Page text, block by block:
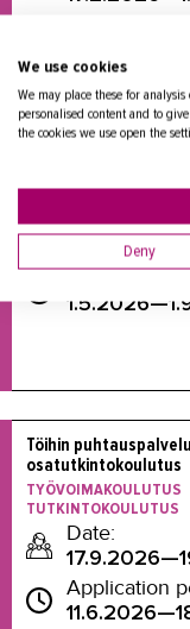
Puhtaus- ja
Date:
Application
Töihin
TYÖVOIMAKOULUTUS
TUTKINTOKOULUTUS
Date:
Application
We use cookies
We may place these for
personalised content and to
the cookies we use open the
Deny